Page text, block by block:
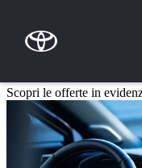
Scopri le offerte in